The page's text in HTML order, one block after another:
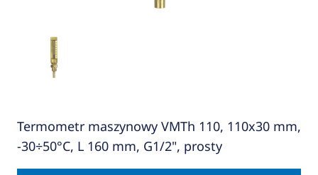
Termometr maszynowy VMTh 110, 110x30 mm,
-30÷50°C, L 160 mm, G1/2", prosty